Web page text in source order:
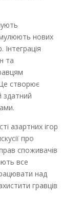
нових
Інтеграція
та
створює
здатний
азартних ігор
про
споживачів
все
над
гравців